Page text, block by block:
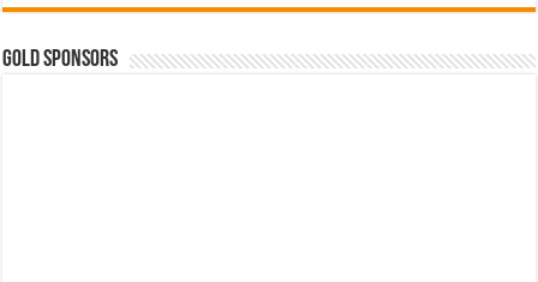
GOLD SPONSORS